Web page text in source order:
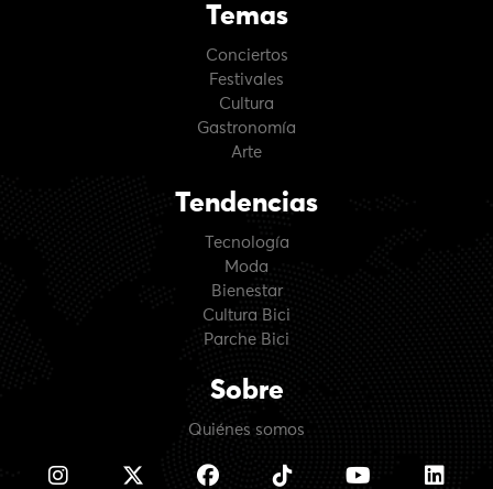
Temas
Conciertos
Festivales
Cultura
Gastronomía
Arte
Tendencias
Tecnología
Moda
Bienestar
Cultura Bici
Parche Bici
Sobre
Quiénes somos